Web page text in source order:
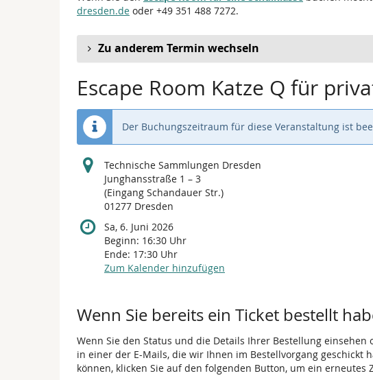
dresden.de oder +49 351 488 7272.
Zu anderem Termin wechseln
Escape Room Katze Q für
Der Buchungszeitraum für diese Veranstaltung ist
Technische Sammlungen Dresden
Junghansstraße 1 – 3
(Eingang Schandauer Str.)
01277 Dresden
Sa, 6. Juni 2026
Beginn: 16:30 Uhr
Ende: 17:30 Uhr
Zum Kalender hinzufügen
Wenn Sie bereits ein Ticket bestellt
Wenn Sie den Status und die Details Ihrer Bestellung
in einer der E-Mails, die wir Ihnen im Bestellvorgang geschickt
können, klicken Sie auf den folgenden Button, um ein erneutes